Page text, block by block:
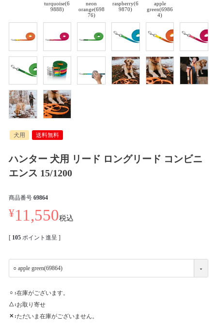
turquoise(6
9888)
neon
orange(698
76)
raspberry(6
9870)
apple
green(6986
4)
犬用 送料無料
ハンター 犬用 リード ロングリード コンビニ
エンス 15/1200
商品番号 69864
¥11,550税込
[ 105 ポイント進呈 ]
○ 在庫がございます。
△ お取り寄せ
✕ ただいま在庫がございません。